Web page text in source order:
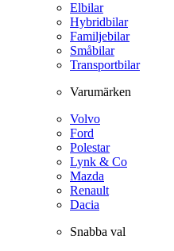
Elbilar
Hybridbilar
Familjebilar
Småbilar
Transportbilar
Varumärken
Volvo
Ford
Polestar
Lynk & Co
Mazda
Renault
Dacia
Snabba val